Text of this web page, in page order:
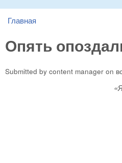
You are here
Главная
Опять
Submitted by content manager on